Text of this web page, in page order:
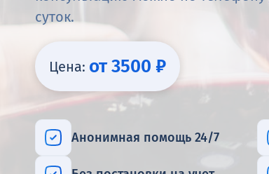
суток.
Цена: от 3500 ₽
Анонимная помощь 24/7